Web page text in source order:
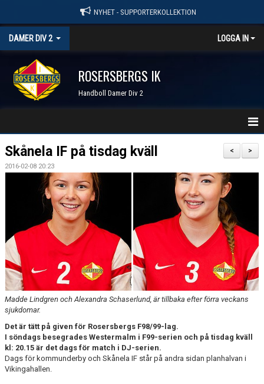
NYHET - SUPPORTERKOLLEKTION
DAMER DIV 2 LOGGA IN
ROSERSBERGS IK
Handboll Damer Div 2
STARTSIDA
NYHETER
KALENDER
SERIER & RESULTAT
KONTAKT
DOKUMENT
BILDGALLERI
MATCHER
>
<
Skånela IF på tisdag kväll
2016-02-08 20:23
Madde Lindgren och Alexandra Schaserlund, är tillbaka efter förra veckans
sjukdomar.
Det är tätt på given för Rosersbergs F98/99-lag.
I söndags besegrades Westermalm i F99-serien och på tisdag kväll
kl: 20.15 är det dags för match i DJ-serien.
Dags för kommunderby och Skånela IF står på andra sidan planhalvan i
Vikingahallen.